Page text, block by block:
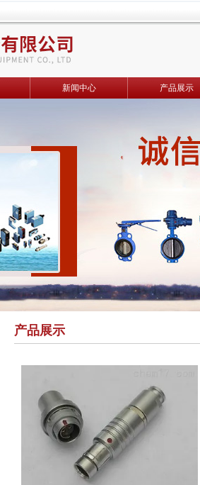
新闻中心 产品展示
产品展示